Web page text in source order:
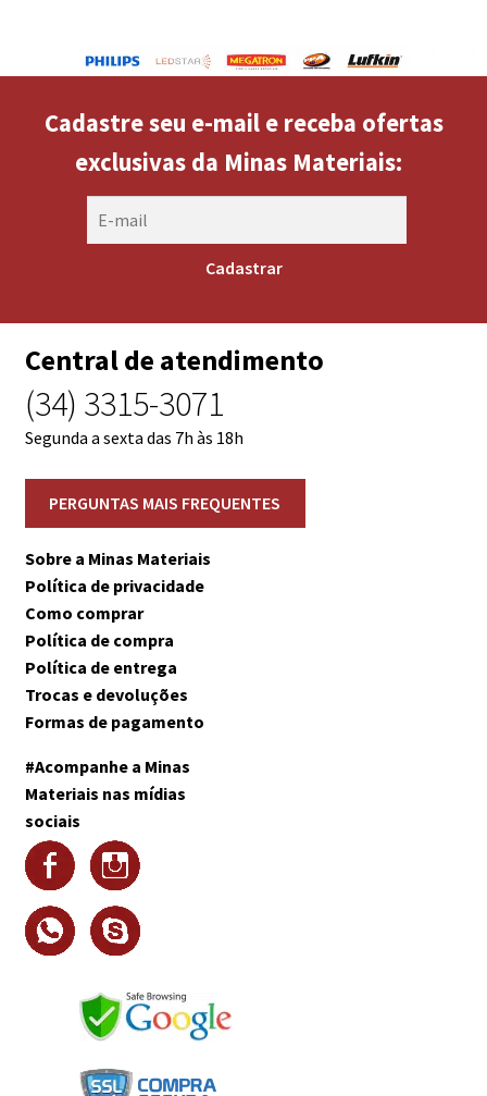
Cadastre seu e-mail e receba ofertas
exclusivas da Minas Materiais:
Central de atendimento
(34) 3315-3071
Segunda a sexta das 7h às 18h
Sobre a Minas Materiais
Política de privacidade
Como comprar
Política de compra
Política de entrega
Trocas e devoluções
Formas de pagamento
#Acompanhe a Minas
Materiais nas mídias
sociais